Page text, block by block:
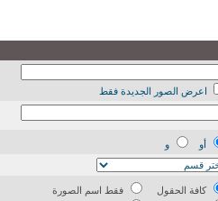
اعرض الصور الجديدة فقط
أو
و
كافة الحقول
فقط اسم الصورة